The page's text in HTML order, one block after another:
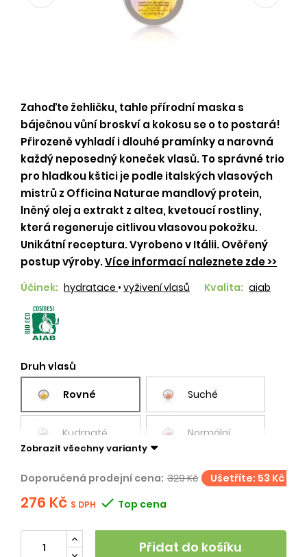
Zahoďte žehličku, tahle přírodní maska s
báječnou vůní broskví a kokosu se o to postará!
Přirozeně vyhladí i dlouhé pramínky a narovná
každý neposedný koneček vlasů. To správné trio
pro hladkou kštici je podle italských vlasových
mistrů z Officina Naturae mandlový protein,
lněný olej a extrakt z altea, kvetoucí rostliny,
která regeneruje citlivou vlasovou pokožku.
Unikátní receptura. Vyrobeno v Itálii. Ověřený
postup výroby.Více informací naleznete zde >>
Účinek: hydratace • vyživení vlasů Kvalita: aiab
Druh vlasů
Rovné Suché
Kudrnaté Normální
Zobrazit všechny varianty
Doporučená prodejní cena: 329 Kč Ušetříte: 53 Kč
276 Kč S DPH  Top cena
Přidat do košíku